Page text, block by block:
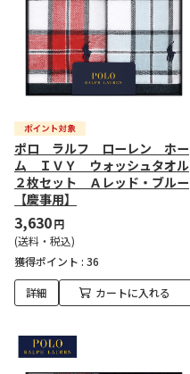
ポロ ラルフ ローレン ホー
ム ＩＶＹ ウォッシュタオル
２枚セット Ａレッド・ブルー
【慶事用】
3,630円
(送料・税込)
獲得ポイント : 36
詳細 カートに入れる